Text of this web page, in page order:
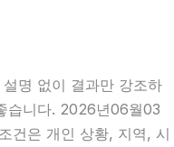
명 없이 결과만 강조하
습니다. 2026년06월03
건은 개인 상황, 지역, 시